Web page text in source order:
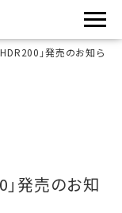
」発売のお知らせ
発売のお知